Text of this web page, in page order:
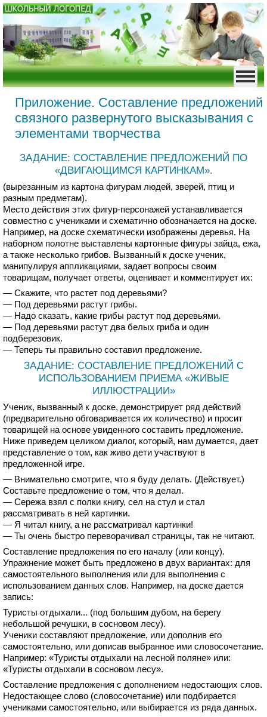
Приложение. Составление предложений
связного развернутого высказывания с
элементами творчества
ЗАДАНИЕ: СОСТАВЛЕНИЕ ПРЕДЛОЖЕНИЙ ПО
«ДВИГАЮЩИМСЯ КАРТИНКАМ».
(вырезанным из картона фигурам людей, зверей, птиц и
разным предметам).
Место действия этих фигур-персонажей устанавливается
совместно с учениками и схематично обозначается на доске.
Например, на доске схематически изображены деревья. На
наборном полотне выставлены картонные фигуры зайца, ежа,
а также несколько грибов. Вызванный к доске ученик,
манипулируя аппликациями, задает вопросы своим
товарищам, получает ответы, оценивает и комментирует их:
— Скажите, что растет под деревьями?
— Под деревьями растут грибы.
— Надо сказать, какие грибы растут под деревьями.
— Под деревьями растут два белых гриба и один
подберезовик.
— Теперь ты правильно составил предложение.
ЗАДАНИЕ: СОСТАВЛЕНИЕ ПРЕДЛОЖЕНИЙ С
ИСПОЛЬЗОВАНИЕМ ПРИЕМА «ЖИВЫЕ
ИЛЛЮСТРАЦИИ»
Ученик, вызванный к доске, демонстрирует ряд действий
(предварительно обговаривается их количество) и просит
товарищей на основе увиденного составить предложение.
Ниже приведем целиком диалог, который, нам думается, дает
представление о том, как живо дети участвуют в
предложенной игре.
— Внимательно смотрите, что я буду делать. (Действует.)
Составьте предложение о том, что я делал.
— Сережа взял с полки книгу, сел на стул и стал
рассматривать в ней картинки.
— Я читал книгу, а не рассматривал картинки!
— Ты очень быстро переворачивал страницы, так не читают.
Составление предложения по его началу (или концу).
Упражнение может быть предложено в двух вариантах: для
самостоятельного выполнения или для выполнения с
использованием данных слов. Например, на доске дается
запись:
Туристы отдыхали... (под большим дубом, на берегу
небольшой речушки, в сосновом лесу).
Ученики составляют предложение, или дополнив его
самостоятельно, или дописав выбранное ими словосочетание.
Например: «Туристы отдыхали на лесной поляне» или:
«Туристы отдыхали в сосновом лесу».
Составление предложения с дополнением недостающих слов.
Недостающее слово (словосочетание) или подбирается
учениками самостоятельно, или выбирается из ряда данных.